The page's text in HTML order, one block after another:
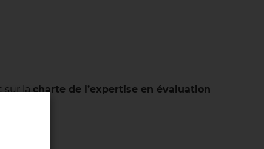
sur lacharte de l’expertise en évaluation